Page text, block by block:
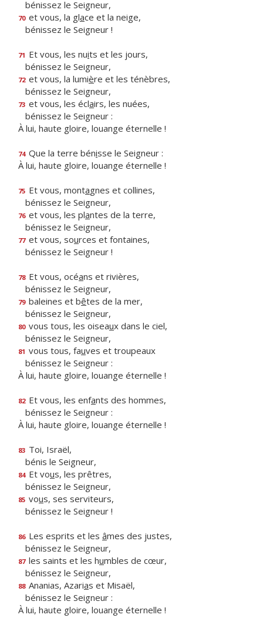
bénissez le Seigneur,
70 et vous, la glace et la neige,
bénissez le Seigneur !
71 Et vous, les nuits et les jours,
bénissez le Seigneur,
72 et vous, la lumière et les ténèbres,
bénissez le Seigneur,
73 et vous, les éclairs, les nuées,
bénissez le Seigneur :
À lui, haute gloire, louange éternelle !
74 Que la terre bénisse le Seigneur :
À lui, haute gloire, louange éternelle !
75 Et vous, montagnes et collines,
bénissez le Seigneur,
76 et vous, les plantes de la terre,
bénissez le Seigneur,
77 et vous, sources et fontaines,
bénissez le Seigneur !
78 Et vous, océans et rivières,
bénissez le Seigneur,
79 baleines et bêtes de la mer,
bénissez le Seigneur,
80 vous tous, les oiseaux dans le ciel,
bénissez le Seigneur,
81 vous tous, fauves et troupeaux
bénissez le Seigneur :
À lui, haute gloire, louange éternelle !
82 Et vous, les enfants des hommes,
bénissez le Seigneur :
À lui, haute gloire, louange éternelle !
83 Toi, Israël,
bénis le Seigneur,
84 Et vous, les prêtres,
bénissez le Seigneur,
85 vous, ses serviteurs,
bénissez le Seigneur !
86 Les esprits et les âmes des justes,
bénissez le Seigneur,
87 les saints et les humbles de cœur,
bénissez le Seigneur,
88 Ananias, Azarias et Misaël,
bénissez le Seigneur :
À lui, haute gloire, louange éternelle !